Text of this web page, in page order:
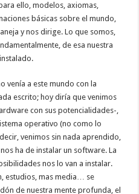
ello, modelos, axiomas,
básicas sobre el mundo,
y nos dirige. Lo que somos,
de esa nuestra
venía a este mundo con la
escrito; hoy diría que venimos
con sus potencialidades-,
operativo (no como lo
venimos sin nada aprendido,
ha de instalar un software. La
nos lo van a instalar.
estudios, mas media… se
de nuestra mente profunda, el